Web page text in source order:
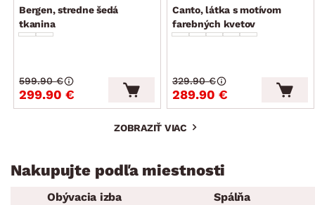
Bergen, stredne šedá
tkanina
299.90 €
599.90 €
Canto, látka s motívom
farebných kvetov
289.90 €
329.90 €
ZOBRAZIŤ VIAC
Nakupujte podľa miestnosti
Obývacia izba Spálňa